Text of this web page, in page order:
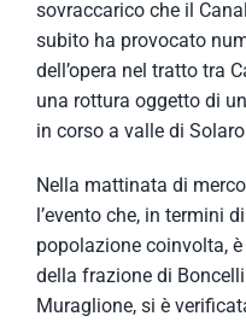
sovraccarico che il
subito ha provocato
dell’opera nel tratto tra
una rottura oggetto di
in corso a valle di
Nella mattinata di
l’evento che, in termini
popolazione coinvolta,
della frazione di
Muraglione, si è